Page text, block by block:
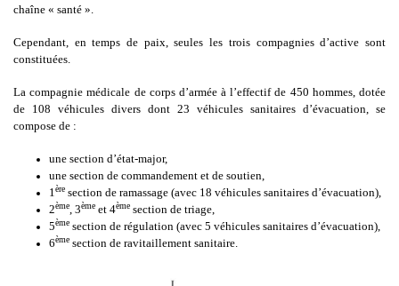
chaîne « santé ».
Cependant, en temps de paix, seules les trois compagnies d’active sont
constituées.
La compagnie médicale de corps d’armée à l’effectif de 450 hommes, dotée
de 108 véhicules divers dont 23 véhicules sanitaires d’évacuation, se
compose de :
une section d’état-major,
une section de commandement et de soutien,
1 ère section de ramassage (avec 18 véhicules sanitaires d’évacuation),
2ème , 3ème et 4ème section de triage,
5ème section de régulation (avec 5 véhicules sanitaires d’évacuation),
6ème section de ravitaillement sanitaire.